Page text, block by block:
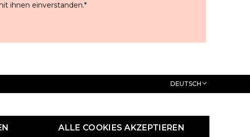
ihnen einverstanden.*
DEUTSCH
ALLE COOKIES AKZEPTIEREN